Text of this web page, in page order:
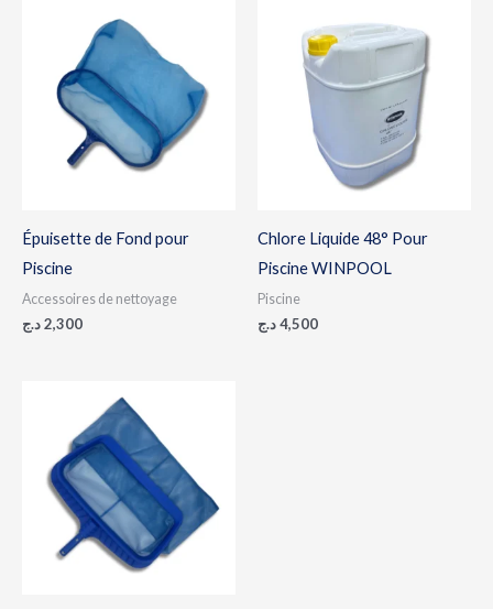
Épuisette de Fond pour
Piscine
Accessoires de nettoyage
2,300د.ج
Chlore Liquide 48° Pour
Piscine WINPOOL
Piscine
4,500د.ج